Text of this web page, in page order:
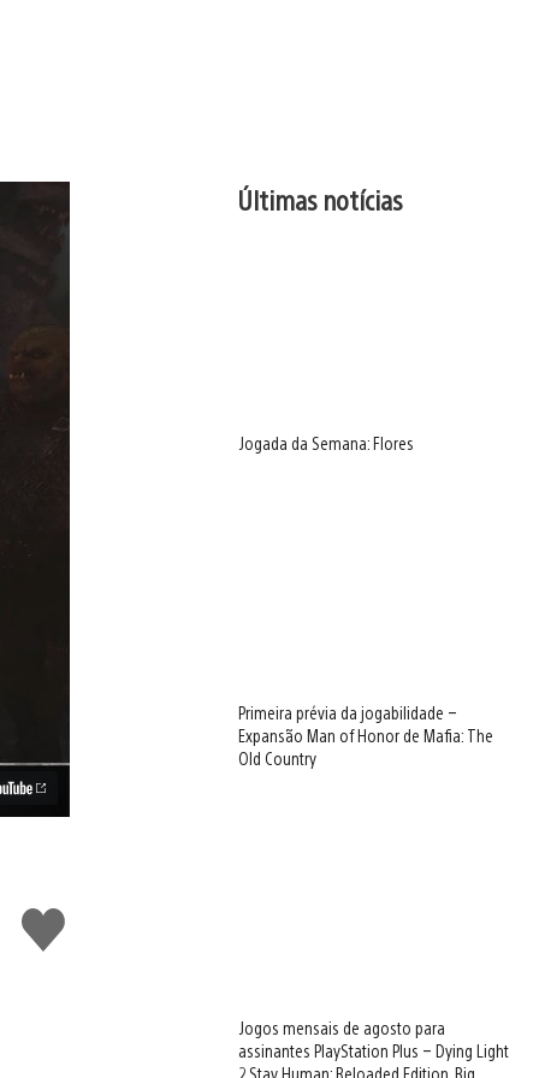
Curtir
Últimas notícias
Jogada da Semana: Flores
Primeira prévia da jogabilidade –
Expansão Man of Honor de Mafia: The
Old Country
Jogos mensais de agosto para
assinantes PlayStation Plus – Dying Light
2 Stay Human: Reloaded Edition, Big